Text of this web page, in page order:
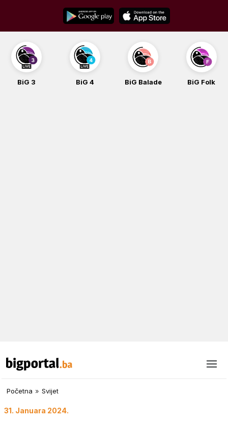
content
BiG Balade BiG Folk
Početna » Svijet
31. Januara 2024.